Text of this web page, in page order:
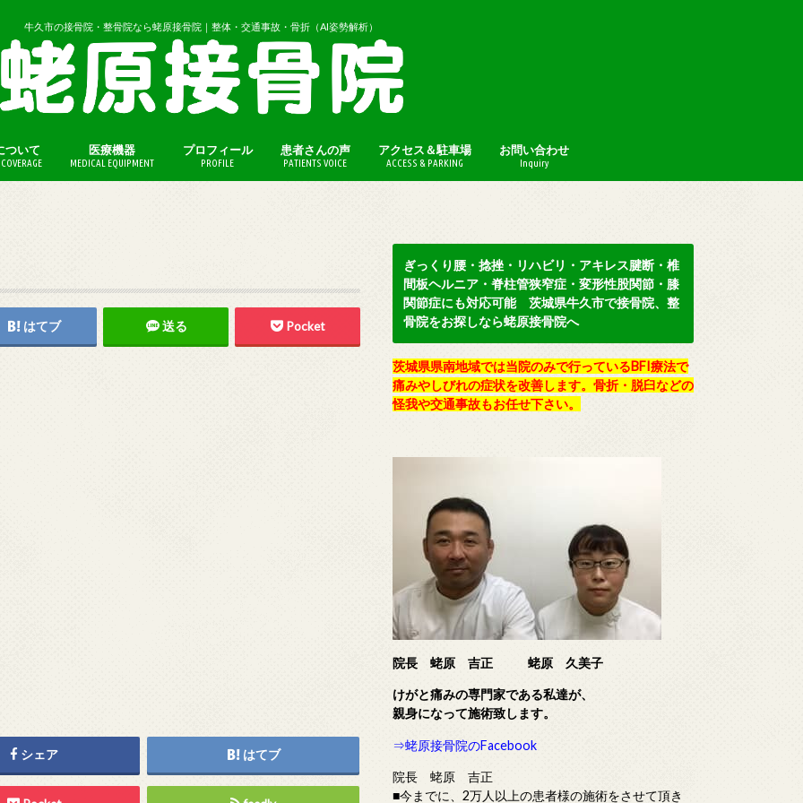
牛久市の接骨院・整骨院なら蛯原接骨院｜整体・交通事故・骨折（AI姿勢解析）
ついて 医療機器
MEDICAL EQUIPMENT
プロフィール
PROFILE
患者さんの声
PATIENTS VOICE
アクセス＆駐車場
ACCESS & PARKING
お問い合わせ
Inquiry
はてブ 送る Pocket
シェア はてブ
ぎっくり腰・捻挫・リハビリ・アキレス腱断・椎
間板ヘルニア・脊柱管狭窄症・変形性股関節・膝
関節症にも対応可能 茨城県牛久市で接骨院、整
骨院をお探しなら蛯原接骨院へ
茨城県県南地域では当院のみで行っているBFI療法で
痛みやしびれの症状を改善します。骨折・脱臼などの
怪我や交通事故もお任せ下さい。
院長 蛯原 吉正 蛯原 久美子
けがと痛みの専門家である私達が、
親身になって施術致します。
⇒蛯原接骨院のFacebook
院長 蛯原 吉正
■今までに、2万人以上の患者様の施術をさせて頂き